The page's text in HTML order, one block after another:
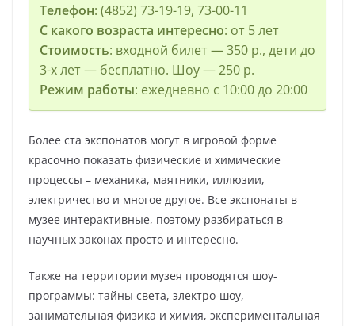
Телефон: (4852) 73-19-19, 73-00-11
С какого возраста интересно: от 5 лет
Стоимость: входной билет — 350 р., дети до
3-х лет — бесплатно. Шоу — 250 р.
Режим работы: ежедневно с 10:00 до 20:00
Более ста экспонатов могут в игровой форме
красочно показать физические и химические
процессы – механика, маятники, иллюзии,
электричество и многое другое. Все экспонаты в
музее интерактивные, поэтому разбираться в
научных законах просто и интересно.
Также на территории музея проводятся шоу-
программы: тайны света, электро-шоу,
занимательная физика и химия, экспериментальная